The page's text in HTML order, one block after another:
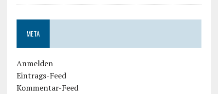
META
Anmelden
Eintrags-Feed
Kommentar-Feed